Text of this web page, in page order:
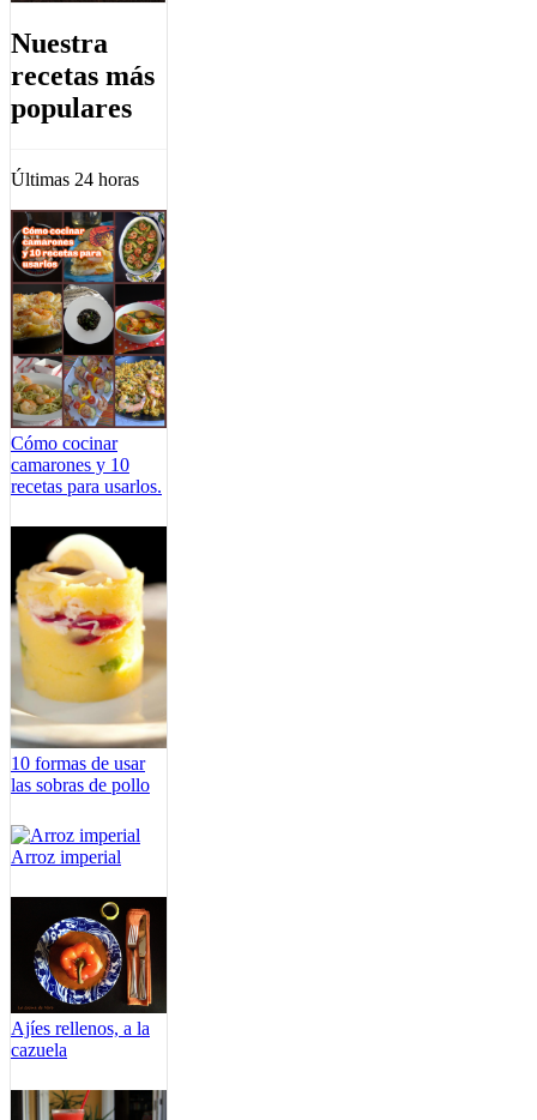
Nuestra
recetas más
populares
Últimas 24 horas
Cómo cocinar
camarones y 10
recetas para usarlos.
10 formas de usar
las sobras de pollo
Arroz imperial
Ajíes rellenos, a la
cazuela